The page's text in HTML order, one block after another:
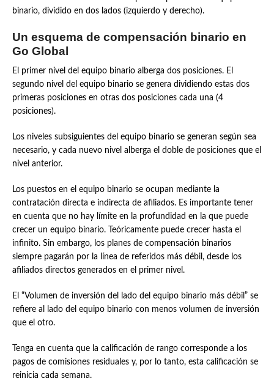
binario, dividido en dos lados (izquierdo y derecho).
Un esquema de compensación binario en
Go Global
El primer nivel del equipo binario alberga dos posiciones. El
segundo nivel del equipo binario se genera dividiendo estas dos
primeras posiciones en otras dos posiciones cada una (4
posiciones).
Los niveles subsiguientes del equipo binario se generan según sea
necesario, y cada nuevo nivel alberga el doble de posiciones que el
nivel anterior.
Los puestos en el equipo binario se ocupan mediante la
contratación directa e indirecta de afiliados. Es importante tener
en cuenta que no hay límite en la profundidad en la que puede
crecer un equipo binario. Teóricamente puede crecer hasta el
infinito. Sin embargo, los planes de compensación binarios
siempre pagarán por la línea de referidos más débil, desde los
afiliados directos generados en el primer nivel.
El “Volumen de inversión del lado del equipo binario más débil” se
refiere al lado del equipo binario con menos volumen de inversión
que el otro.
Tenga en cuenta que la calificación de rango corresponde a los
pagos de comisiones residuales y, por lo tanto, esta calificación se
reinicia cada semana.